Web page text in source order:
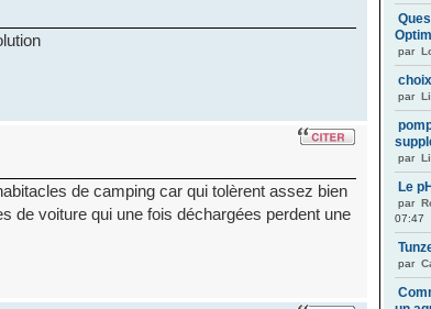
de camping car qui tolèrent assez bien
de voiture qui une fois déchargées perdent une
par
par
par
Le
par
07:47
par